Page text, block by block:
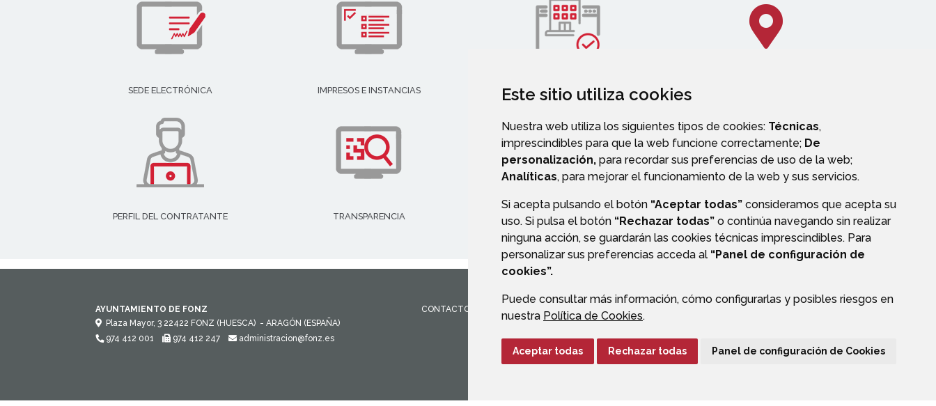
Este sitio utiliza cookies
Nuestra web utiliza los siguientes tipos de cookies: Técnicas,
imprescindibles para que la web funcione correctamente; De
personalización, para recordar sus preferencias de uso de la web;
Analíticas, para mejorar el funcionamiento de la web y sus servicios.
Si acepta pulsando el botón “Aceptar todas” consideramos que acepta su
uso. Si pulsa el botón “Rechazar todas” o continúa navegando sin realizar
ninguna acción, se guardarán las cookies técnicas imprescindibles. Para
personalizar sus preferencias acceda al “Panel de configuración de
cookies”.
Puede consultar más información, cómo configurarlas y posibles riesgos en
nuestra Política de Cookies.
Aceptar todas Rechazar todas Panel de configuración de Cookies
SEDE ELECTRÓNICA IMPRESOS E INSTANCIAS
DIRECTORIO EMPRESARIAL
PERFIL DEL CONTRATANTE TRANSPARENCIA VALIDACIÓN DE DOCUMENTOS
AYUNTAMIENTO DE FONZ
Plaza Mayor, 3 22422 FONZ (HUESCA) - ARAGÓN (ESPAÑA)
974 412 001
974 412 247 administracion@fonz.es
CONTACTO AVISO LEGAL PROTECCIÓN DE DATOS